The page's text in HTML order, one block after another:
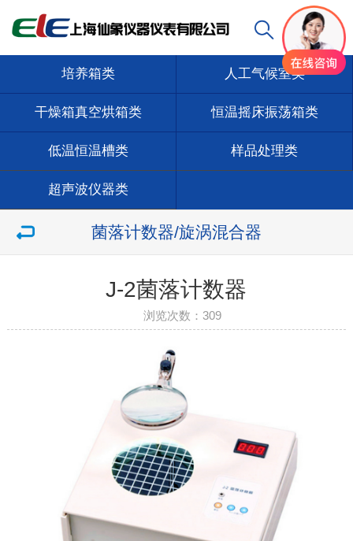
培养箱类 人工气候室类
干燥箱真空烘箱类 恒温摇床振荡箱类
低温恒温槽类 样品处理类
超声波仪器类
菌落计数器/旋涡混合器
J-2菌落计数器
浏览次数： 309